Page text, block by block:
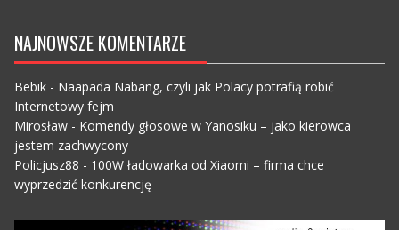
NAJNOWSZE KOMENTARZE
Bebik- Naapada Nabang, czyli jak Polacy potrafią robić
Internetowy fejm
Mirosław- Komendy głosowe w Yanosiku – jako kierowca
jestem zachwycony
Policjusz88 - 100W ładowarka od Xiaomi – firma chce
wyprzedzić konkurencję